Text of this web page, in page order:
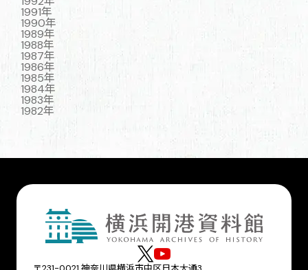
1991年
1990年
1989年
1988年
1987年
1986年
1985年
1984年
1983年
1982年